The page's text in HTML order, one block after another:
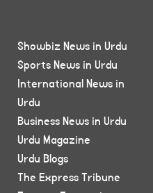
Showbiz News in Urdu
Sports News in Urdu
International News in
Urdu
Business News in Urdu
Urdu Magazine
Urdu Blogs
The Express Tribune